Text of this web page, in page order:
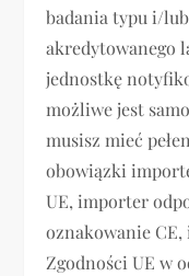
badania typu i/
akredytowanego
jednostkę
możliwe jest
musisz mieć
obowiązki
UE, importer
oznakowanie
Zgodności UE w